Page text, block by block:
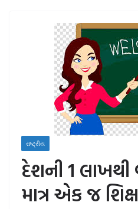
રાષ્ટ્રીય
દેશની 1
માત્ર એક જ